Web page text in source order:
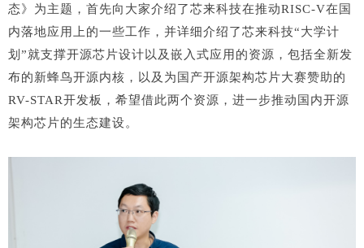
态》为主题，首先向大家介绍了芯来科技在推动RISC-V在国
内落地应用上的一些工作，并详细介绍了芯来科技“大学计
划”就支撑开源芯片设计以及嵌入式应用的资源，包括全新发
布的新蜂鸟开源内核，以及为国产开源架构芯片大赛赞助的
RV-STAR开发板，希望借此两个资源，进一步推动国内开源
架构芯片的生态建设。